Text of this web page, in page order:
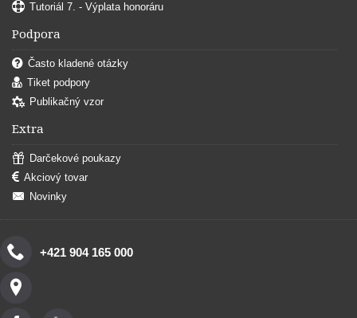
Tutoriál 7. - Výplata honoráru
Podpora
Často kladené otázky
Tiket podpory
Publikačný vzor
Extra
Darčekové poukazy
Akciový tovar
Novinky
+421 904 165 000